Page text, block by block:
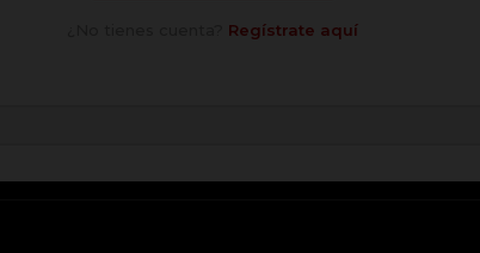
Regístrate aquí